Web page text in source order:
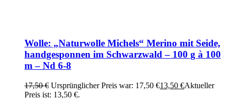
Wolle: „Naturwolle Michels“ Merino mit Seide,
handgesponnen im Schwarzwald – 100 g à 100
m – Nd 6-8
17,50€ Ursprünglicher Preis war: 17,50 €13,50 €Aktueller
Preis ist: 13,50 €.